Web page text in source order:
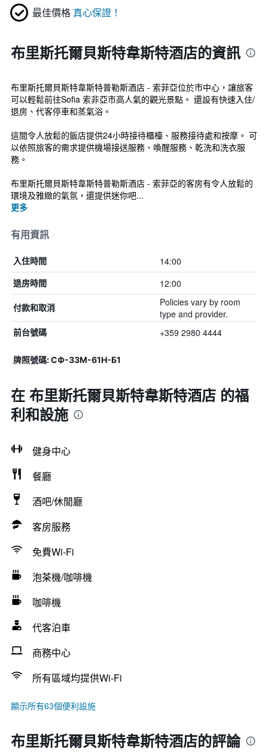
最佳價格 真心保證！
布里斯托爾貝斯特韋斯特酒店的資訊
布里斯托爾貝斯特韋斯特普勒斯酒店 - 索菲亞位於市中心，讓旅客
可以輕鬆前往Sofia 索非亞市高人氣的觀光景點。 還設有快速入住/
退房、代客停車和蒸氣浴。
這間令人放鬆的飯店提供24小時接待櫃檯、服務接待處和按摩。 可
以依照旅客的需求提供機場接送服務、喚醒服務、乾洗和洗衣服
務。
布里斯托爾貝斯特韋斯特普勒斯酒店 - 索菲亞的客房有令人放鬆的
環境及雅緻的氣氛，還提供迷你吧...
更多
有用資訊
入住時間 14:00
退房時間 12:00
付款和取消
Policies vary by room
type and provider.
前台號碼 +359 2980 4444
牌照號碼: СФ-З3М-61Н-Б1
在 布里斯托爾貝斯特韋斯特酒店 的福
利和設施
健身中心
餐廳
酒吧/休閒廳
客房服務
免費Wi-Fi
泡茶機/咖啡機
咖啡機
代客泊車
商務中心
所有區域均提供Wi-Fi
顯示所有63個便利設施
布里斯托爾貝斯特韋斯特酒店的評論